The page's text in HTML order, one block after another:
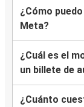
¿Cómo
Meta?
¿Cuál es el
un billete de
¿Cuánto